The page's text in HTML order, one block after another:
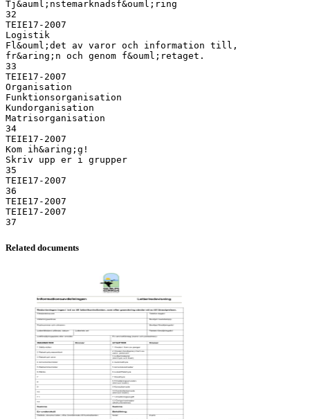
Tj&auml;nstemarknadsf&ouml;ring
32
TEIE17-2007
Logistik
Fl&ouml;det av varor och information till,
fr&aring;n och genom f&ouml;retaget.
33
TEIE17-2007
Organisation
Funktionsorganisation
Kundorganisation
Matrisorganisation
34
TEIE17-2007
Kom ih&aring;g!
Skriv upp er i grupper
35
TEIE17-2007
36
TEIE17-2007
TEIE17-2007
Related documents